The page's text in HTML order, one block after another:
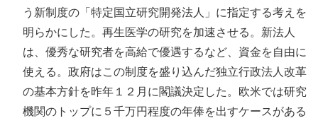
う新制度の「特定国立研究開発法人」に指定する考えを
明らかにした。再生医学の研究を加速させる。新法人
は、優秀な研究者を高給で優遇するなど、資金を自由に
使える。政府はこの制度を盛り込んだ独立行政法人改革
の基本方針を昨年１２月に閣議決定した。欧米では研究
機関のトップに５千万円程度の年俸を出すケースがある